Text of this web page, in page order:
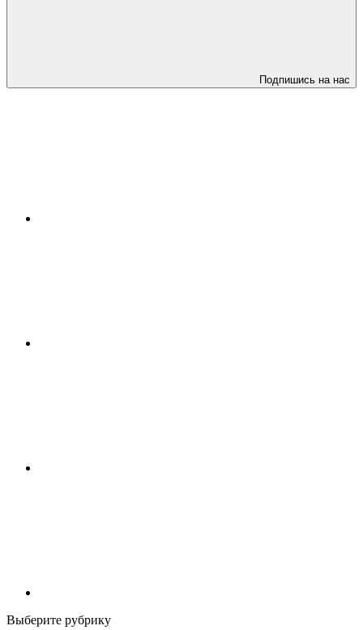
Подпишись на нас
Выберите рубрику